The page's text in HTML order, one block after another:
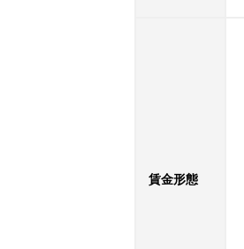
賃金形態